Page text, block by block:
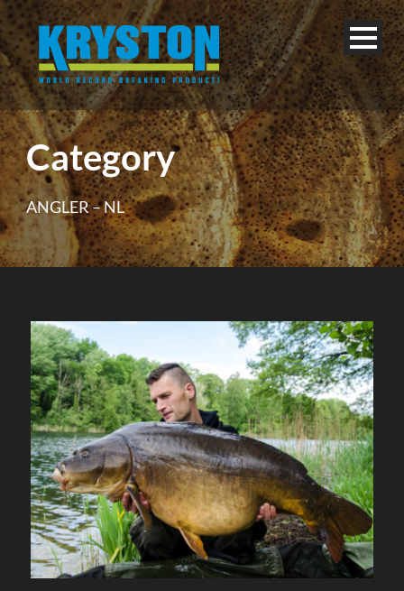
Deutsch
Category
ANGLER – NL